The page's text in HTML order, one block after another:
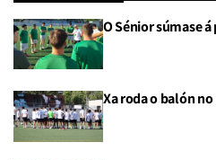
O Sénior súmase
Xa roda o balón